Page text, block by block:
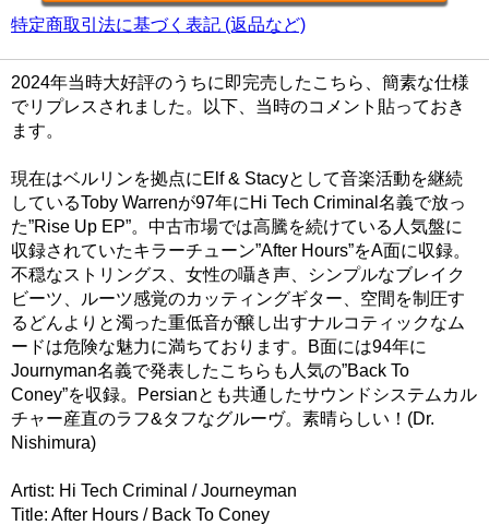
特定商取引法に基づく表記 (返品など)
2024年当時大好評のうちに即完売したこちら、簡素な仕様
でリプレスされました。以下、当時のコメント貼っておき
ます。
現在はベルリンを拠点にElf & Stacyとして音楽活動を継続
しているToby Warrenが97年にHi Tech Criminal名義で放っ
た”Rise Up EP”。中古市場では高騰を続けている人気盤に
収録されていたキラーチューン”After Hours”をA面に収録。
不穏なストリングス、女性の囁き声、シンプルなブレイク
ビーツ、ルーツ感覚のカッティングギター、空間を制圧す
るどんよりと濁った重低音が醸し出すナルコティックなム
ードは危険な魅力に満ちております。B面には94年に
Journyman名義で発表したこちらも人気の”Back To
Coney”を収録。Persianとも共通したサウンドシステムカル
チャー産直のラフ&タフなグルーヴ。素晴らしい！(Dr.
Nishimura)
Artist: Hi Tech Criminal / Journeyman
Title: After Hours / Back To Coney